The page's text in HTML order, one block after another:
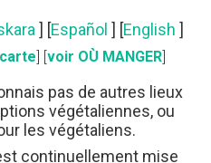
] [Español ] [English ]
] [voir OÙ MANGER]
pas de autres lieux
végétaliennes, ou
les végétaliens.
continuellement mise